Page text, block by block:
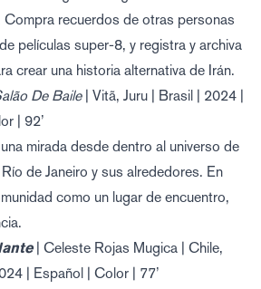
Compra recuerdos de otras personas
películas super-8, y registra y archiva
crear una historia alternativa de Irán.
De Baile| Vitã, Juru | Brasil | 2024 |
| 92’
mirada desde dentro al universo de
de Janeiro y sus alrededores. En
como un lugar de encuentro,
| Celeste Rojas Mugica | Chile,
| Español | Color | 77’